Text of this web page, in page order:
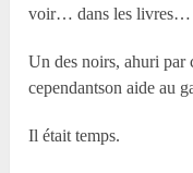
voir… dans les livres…
Un des noirs, ahuri par
cependantson aide au
Il était temps.